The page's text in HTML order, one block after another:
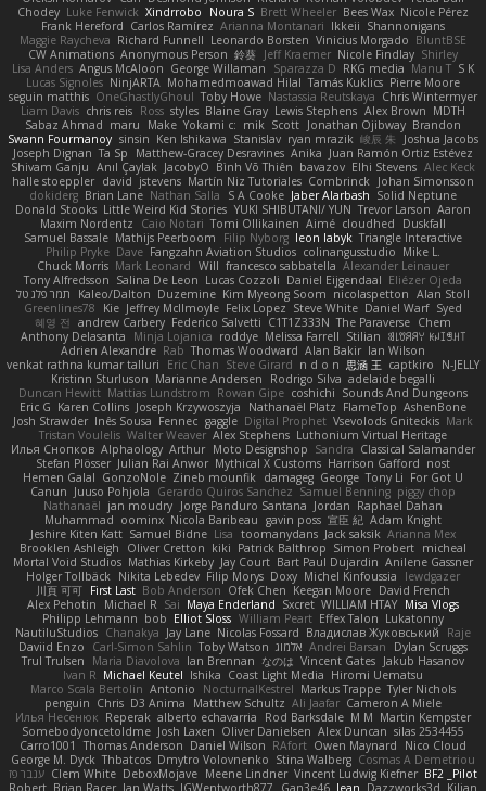
Chodey Luke Fenwick Xindrrobo Noura S Brett Wheeler Bees Wax Nicole Pérez
Frank Hereford Carlos Ramírez Arianna Montanari Ikkeii Shannonigans
Maggie Raycheva Richard Funnell Leonardo Borsten Vinicius Morgado BluntBSE
CW Animations Anonymous Person 鈴葵 Jeff Kraemer Nicole Findlay Shirley
Lisa Anders Angus McAloon George Willaman Sparazza D RKG media Manu T S K
Lucas Signoles NinjARTA Mohamedmoawad Hilal Tamás Kuklics Pierre Moore
seguin matthis OneGhastlyGhoul Toby Howe Nastassia Reutskaya Chris Wintermyer
Liam Davis chris reis Ross styles Blaine Gray Lewis Stephens Alex Brown MDTH
Sabaz Ahmad maru Make Yokami c: mik Scott Jonathan Ojibway Brandon
Swann Fourmanoy sinsin Ken Ishikawa Stanislav ryan mrazik 峻辰 朱
Joshua Jacobs
Joseph Dignan Ta Sp Matthew-Gracey Desravines Anika Juan Ramón Ortiz Estévez
Shivam Ganju Anıl Çaylak JacobyO Bình Võ Thiên bavazov Elhi Stevens Alec Keck
halle stoeppler david jstevens Martín Niz Tutoriales Combrinck Johan Simonsson
dokiderg Brian Lane Nathan Salla S A Cooke Jaber Alarbash Solid Neptune
Donald Stooks Little Weird Kid Stories YUKI SHIBUTANI/ YUN Trevor Larson Aaron
Maxim Nordentz
Caio Notari Tomi Ollikainen Aimé cloudhed
Duskfall
Samuel Bassale Mathijs Peerboom Filip Nyborg leon labyk Triangle Interactive
Philip Pryke Dave Fangzahn Aviation Studios colinangusstudio Mike L.
Chuck Morris Mark Leonard Will francesco sabbatella Alexander Leinauer
Tony Alfredsson Salina De Leon Lucas Cozzoli Daniel Eijgendaal Eliézer Ojeda
תמר פלג טל
Kaleo/Dalton Duzemine Kim Myeong Soom nicolaspetton Alan Stoll
Greenlines78
Kie Jeffrey McIlmoyle Felix Lopez Steve White Daniel Warf Syed
혜영 전 andrew Carbery Federico Salvetti C1T1Z333N The Paraverse Chem
Anthony Delasanta
Minja Lojanica roddye Melissa Farrell Stilian ꌃ꒒ꀎꋪꋪꌩ ꀘꈤꀤꁅꃅ꓄
Adrien Alexandre Rab Thomas Woodward Alan Bakir Ian Wilson
venkat rathna kumar talluri
Eric Chan Steve Girard n d o n 思涵 王 captkiro
N-JELLY
Kristinn Sturluson Marianne Andersen Rodrigo Silva adelaide begalli
Duncan Hewitt Mattias Lundstrom Rowan Gipe coshichi Sounds And Dungeons
Eric G Karen Collins Joseph Krzywoszyja Nathanaël Platz FlameTop AshenBone
Josh Strawder Inês Sousa Fennec gaggle Digital Prophet Vsevolods Gniteckis Mark
Tristan Voulelis Walter Weaver Alex Stephens Luthonium Virtual Heritage
Илья Снопков Alphaology Arthur Moto Designshop Sandra Classical Salamander
Stefan Plösser Julian Rai Anwor Mythical X Customs Harrison Gafford nost
Hemen Galal GonzoNole Zineb mounfik damageg George Tony Li For Got U
Canun Juuso Pohjola Gerardo Quiros Sanchez Samuel Benning piggy chop
Nathanaël jan moudry Jorge Panduro Santana Jordan Raphael Dahan
Muhammad oominx Nicola Baribeau gavin poss 宣臣 紀 Adam Knight
Jeshire Kiten Katt Samuel Bidne Lisa toomanydans Jack saksik Arianna Mex
Brooklen Ashleigh
Oliver Cretton kiki Patrick Balthrop Simon Probert micheal
Mortal Void Studios Mathias Kirkeby Jay Court Bart Paul Dujardin Anilene Gassner
Holger Tollbäck Nikita Lebedev Filip Morys Doxy Michel Kinfoussia
lewdgazer
川頁 可可 First Last Bob Anderson Ofek Chen Keegan Moore David French
Alex Pehotin
Michael R Sai Maya Enderland Sxcret WILLIAM HTAY Misa Vlogs
Philipp Lehmann bob Elliot Sloss William Peart Effex Talon Lukatonny
NautiluStudios Chanakya Jay Lane Nicolas Fossard Владислав Жуковський
Raje
Daviid Enzo
Carl-Simon Sahlin Toby Watson אלמוג Andrei Barsan
Dylan Scruggs
Trul Trulsen
Maria Diavolova Ian Brennan なのは Vincent Gates Jakub Hasanov
Ivan R Michael Keutel Ishika Coast Light Media Hiromi Uematsu
Marco Scala Bertolin Antonio NocturnalKestrel Markus Trappe Tyler Nichols
penguin Chris D3 Anima Matthew Schultz Ali Jaafar Cameron A Miele
Илья Несенюк Reperak alberto echavarria Rod Barksdale M M Martin Kempster
Somebodyoncetoldme Josh Laxen Oliver Danielsen Alex Duncan silas 2534455
Carro1001
Thomas Anderson Daniel Wilson RAfort Owen Maynard
Nico Cloud
George M. Dyck Thbatcos Dmytro Volovnenko Stina Walberg Cosmas A Demetriou
ענבר פז Clem White DeboxMojave Meene Lindner Vincent Ludwig Kiefner BF2 _Pilot
Robert Brian Racer Ian Watts JGWentworth877 Gan3e46 Jean Dazzworks3d Kilian